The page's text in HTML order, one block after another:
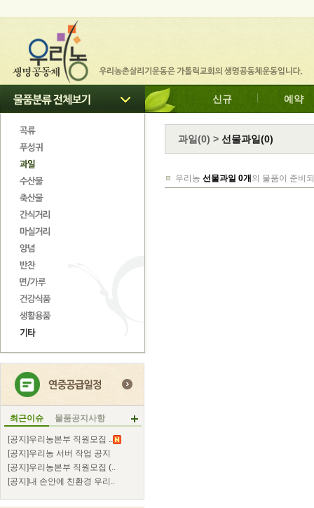
신규 예약
최근이슈 물품공지사항
[공지]우리농본부 직원모집 ..
[공지]우리농 서버 작업 공지
[공지]우리농본부 직원모집 (..
[공지]내 손안에 친환경 우리..
과일(0) > 선물과일(0)
우리농 선물과일 0개 의 물품이 준비